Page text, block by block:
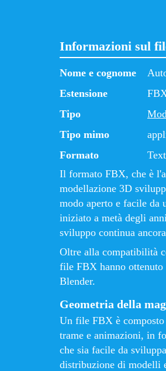
Informazioni sul
Nome e cognome
Estensione
Tipo
Tipo mimo
Formato
Text
Il formato FBX, che è
modellazione 3D
modo aperto e facile
iniziato a metà degli
sviluppo continua
Oltre alla compatibilità
file FBX ​​hanno
Blender.
Geometria della
Un file FBX ​​è
trame e animazioni, in
che sia facile da
distribuzione di modelli